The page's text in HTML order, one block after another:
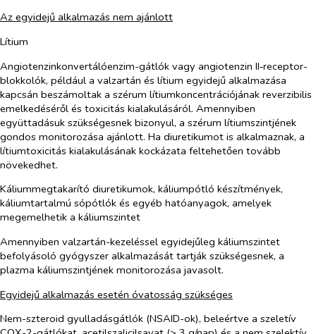
Az egyidejű alkalmazás nem ajánlott
Lítium
Angiotenzinkonvertálóenzim-gátlók vagy angiotenzin II‑receptor-
blokkolók, például a valzartán és lítium egyidejű alkalmazása
kapcsán beszámoltak a szérum lítiumkoncentrációjának reverzibilis
emelkedéséről és toxicitás kialakulásáról. Amennyiben
együttadásuk szükségesnek bizonyul, a szérum lítiumszintjének
gondos monitorozása ajánlott. Ha diuretikumot is alkalmaznak, a
lítiumtoxicitás kialakulásának kockázata feltehetően tovább
növekedhet.
Káliummegtakarító diuretikumok, káliumpótló készítmények,
káliumtartalmú sópótlók és egyéb hatóanyagok, amelyek
megemelhetik a káliumszintet
Amennyiben valzartán-kezeléssel egyidejűleg káliumszintet
befolyásoló gyógyszer alkalmazását tartják szükségesnek, a
plazma káliumszintjének monitorozása javasolt.
Egyidejű alkalmazás esetén óvatosság szükséges
Nem-szteroid gyulladásgátlók (NSAID-ok), beleértve a szeletív